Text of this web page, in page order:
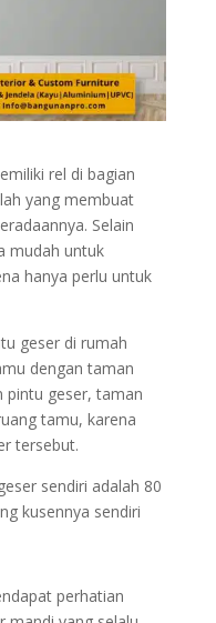
rel di bagian
yang membuat
Selain
mudah untuk
hanya perlu untuk
geser di rumah
dengan taman
pintu geser, taman
tamu, karena
tersebut.
sendiri adalah 80
kusennya sendiri
perhatian